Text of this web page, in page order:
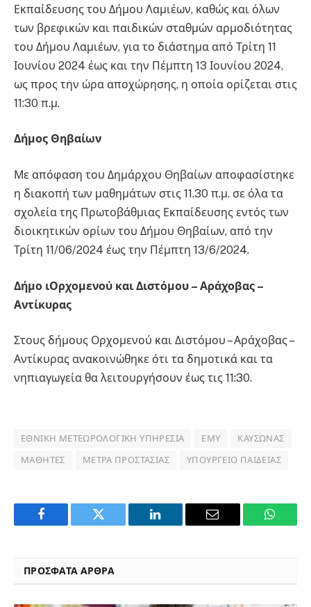
Εκπαίδευσης του Δήμου Λαμιέων, καθώς και όλων
των βρεφικών και παιδικών σταθμών αρμοδιότητας
του Δήμου Λαμιέων, για το διάστημα από Τρίτη 11
Ιουνίου 2024 έως και την Πέμπτη 13 Ιουνίου 2024,
ως προς την ώρα αποχώρησης, η οποία ορίζεται στις
11:30 π.μ.
Δήμος Θηβαίων
Με απόφαση του Δημάρχου Θηβαίων αποφασίστηκε
η διακοπή των μαθημάτων στις 11.30 π.μ. σε όλα τα
σχολεία της Πρωτοβάθμιας Εκπαίδευσης εντός των
διοικητικών ορίων του Δήμου Θηβαίων, από την
Τρίτη 11/06/2024 έως την Πέμπτη 13/6/2024.
Δήμο ιΟρχομενού και Διστόμου – Αράχοβας –
Αντίκυρας
Στους δήμους Ορχομενού και Διστόμου – Αράχοβας –
Αντίκυρας ανακοινώθηκε ότι τα δημοτικά και τα
νηπιαγωγεία θα λειτουργήσουν έως τις 11:30.
ΕΘΝΙΚΉ ΜΕΤΕΩΡΟΛΟΓΙΚΉ ΥΠΗΡΕΣΊΑ ΕΜΥ ΚΑΎΣΩΝΑΣ
ΜΑΘΗΤΈΣ ΜΈΤΡΑ ΠΡΟΣΤΑΣΊΑΣ ΥΠΟΥΡΓΕΊΟ ΠΑΙΔΕΊΑΣ
Facebook Twitter LinkedIn Email
ΠΡΟΣΦΑΤΑ ΑΡΘΡΑ